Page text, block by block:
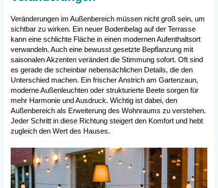
Veränderungen im Außenbereich müssen nicht groß sein, um
sichtbar zu wirken. Ein neuer Bodenbelag auf der Terrasse
kann eine schlichte Fläche in einen modernen Aufenthaltsort
verwandeln. Auch eine bewusst gesetzte Bepflanzung mit
saisonalen Akzenten verändert die Stimmung sofort. Oft sind
es gerade die scheinbar nebensächlichen Details, die den
Unterschied machen. Ein frischer Anstrich am Gartenzaun,
moderne Außenleuchten oder strukturierte Beete sorgen für
mehr Harmonie und Ausdruck. Wichtig ist dabei, den
Außenbereich als Erweiterung des Wohnraums zu verstehen.
Jeder Schritt in diese Richtung steigert den Komfort und hebt
zugleich den Wert des Hauses.